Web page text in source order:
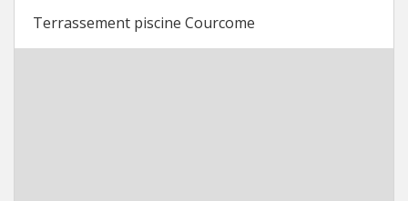
Terrassement piscine Courcome